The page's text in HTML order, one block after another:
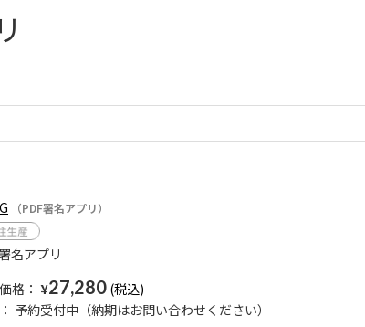
（PDF署名アプリ）
名アプリ
格： ¥27,280
予約受付中（納期はお問い合わせください）